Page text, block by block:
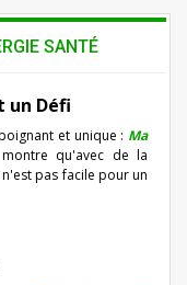
SANTÉ
un Défi
et unique : Ma
qu'avec de la
pas facile pour un